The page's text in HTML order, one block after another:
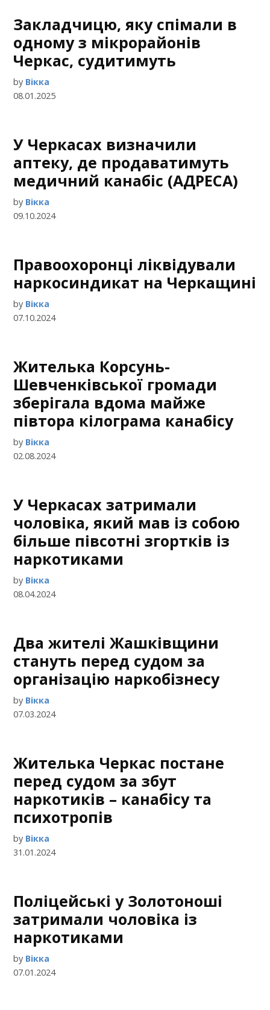
Закладчицю, яку спімали в
одному з мікрорайонів
Черкас, судитимуть
by Вікка
08.01.2025
У Черкасах визначили
аптеку, де продаватимуть
медичний канабіс (АДРЕСА)
by Вікка
09.10.2024
Правоохоронці ліквідували
наркосиндикат на Черкащині
by Вікка
07.10.2024
Жителька Корсунь-
Шевченківської громади
зберігала вдома майже
півтора кілограма канабісу
by Вікка
02.08.2024
У Черкасах затримали
чоловіка, який мав із собою
більше півсотні згортків із
наркотиками
by Вікка
08.04.2024
Два жителі Жашківщини
стануть перед судом за
організацію наркобізнесу
by Вікка
07.03.2024
Жителька Черкас постане
перед судом за збут
наркотиків – канабісу та
психотропів
by Вікка
31.01.2024
Поліцейські у Золотоноші
затримали чоловіка із
наркотиками
by Вікка
07.01.2024